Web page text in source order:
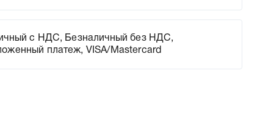
с НДС, Безналичный без НДС,
платеж, VISA/Mastercard